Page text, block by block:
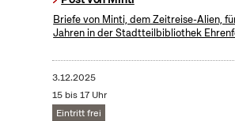
Briefe von Minti, dem Zeitreise-Alien,
Jahren in der Stadtteilbibliothek
3.12.2025
15 bis 17 Uhr
Eintritt frei